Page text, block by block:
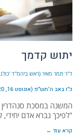
יתוש קדמך
ד"ר תמר מאיר (ראש ביהמ"ד
כ״ו באב ה׳תש״פ (אוגוסט 16, 2020)
המשנה במסכת
"לפיכך נברא אדם
קרא עוד ←